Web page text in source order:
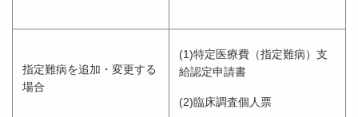
指定難病を追加・変更する
場合
(1)特定医療費（指定難病）支
給認定申請書
(2)臨床調査個人票